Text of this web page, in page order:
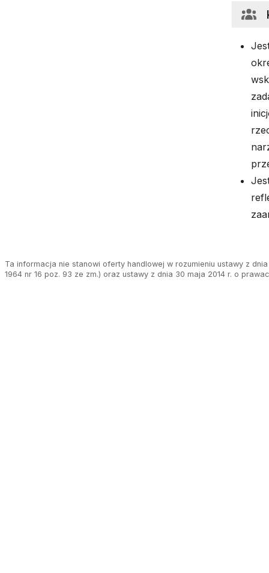
Ta informacja nie stanowi oferty handlowej w rozumieniu ustawy z
1964 nr 16 poz. 93 ze zm.) oraz ustawy z dnia 30 maja 2014 r. o